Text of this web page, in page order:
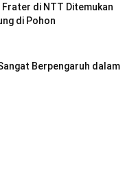
Frater di NTT Ditemukan
di Pohon
Berpengaruh dalam